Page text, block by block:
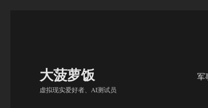
大菠萝饭
虚拟现实爱好者、AI测试员
军